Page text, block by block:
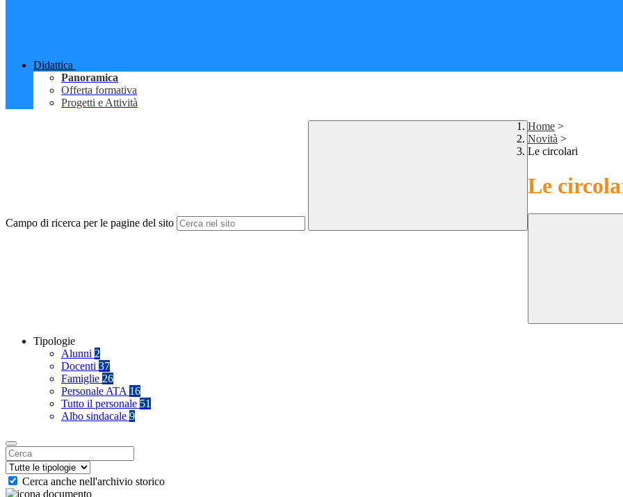
Didattica
Panoramica
Offerta formativa
Progetti e Attività
Campo di ricerca per le pagine del sito
Home >
Novità >
Le circolari
Le
Tipologie
Alunni 2
Docenti 37
Famiglie 26
Personale ATA 16
Tutto il personale 51
Albo sindacale 9
Cerca anche nell'archivio storico